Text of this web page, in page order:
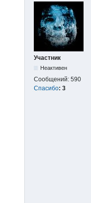
Участник
Неактивен
Сообщений: 590
Спасибо: 3